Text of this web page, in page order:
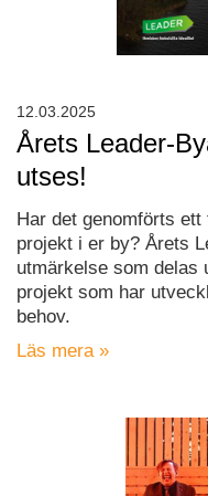
Årets Leader-
utses!
Har det genomförts
projekt i er by? Årets
utmärkelse som delas
projekt som har
behov.
Läs mera »
12.03.2025